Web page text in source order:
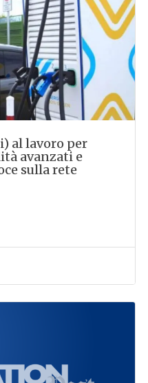
al lavoro per
avanzati e
sulla rete